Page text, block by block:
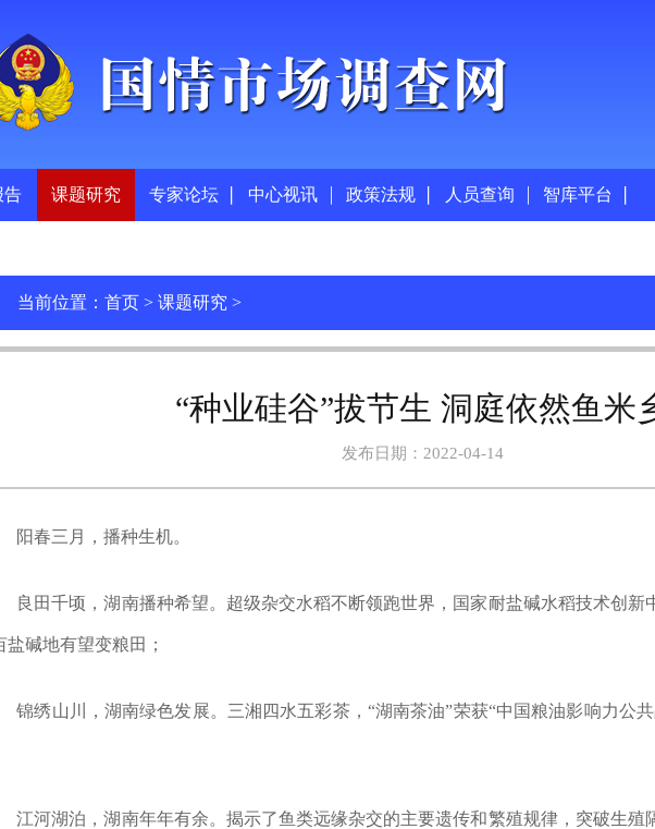
告 课题研究 专家论坛 中心视讯 政策法规 人员查询 智库平台
当前位置：首页 >课题研究 >
“种业硅谷”拔节生 洞庭依然鱼米
发布日期：2022-04-14
阳春三月，播种生机。
良田千顷，湖南播种希望。超级杂交水稻不断领跑世界，国家耐盐碱水稻技术创新
盐碱地有望变粮田；
锦绣山川，湖南绿色发展。三湘四水五彩茶，“湖南茶油”荣获“中国粮油影响力公
江河湖泊，湖南年年有余。揭示了鱼类远缘杂交的主要遗传和繁殖规律，突破生殖